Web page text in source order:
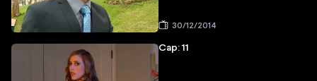
30/12/2014
Cap: 11